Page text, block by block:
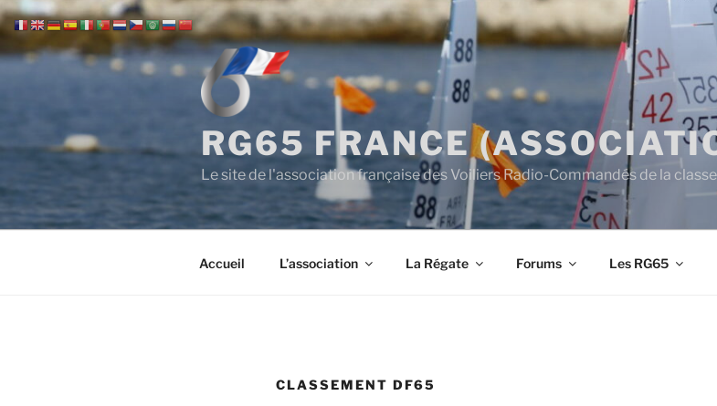
Aller
au
contenu
RG65 FRANCE
Le site de l'association française des Voiliers Radio-Commandés de la
Accueil L’association La Régate Forums Les RG65
CLASSEMENT DF65